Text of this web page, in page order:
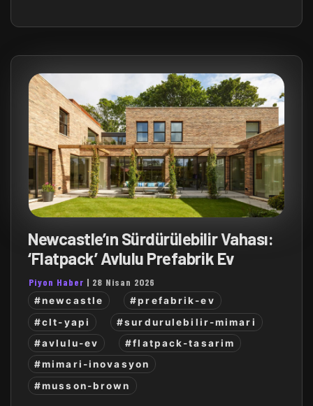
Newcastle’ın Sürdürülebilir Vahası:
‘Flatpack’ Avlulu Prefabrik Ev
Piyon Haber | 28 Nisan 2026
#newcastle
#prefabrik-ev
#clt-yapi
#surdurulebilir-mimari
#avlulu-ev
#flatpack-tasarim
#mimari-inovasyon
#musson-brown